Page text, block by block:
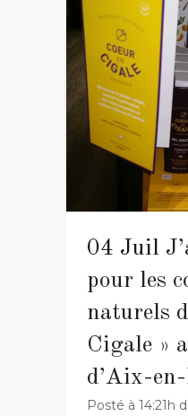
04 Juil
pour les
naturels
Cigale »
d’Aix-
Posté à 14:21h